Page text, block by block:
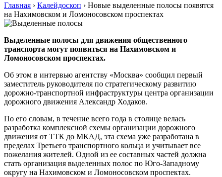
Главная › Калейдоскоп › Новые выделенные полосы появятся
на Нахимовском и Ломоносовском проспектах
Выделенные полосы для движения общественного
транспорта могут появиться на Нахимовском и
Ломоносовском проспектах.
Об этом в интервью агентству «Москва» сообщил первый
заместитель руководителя по стратегическому развитию
дорожно-транспортной инфраструктуры центра организации
дорожного движения Александр Ходаков.
По его словам, в течение всего года в столице велась
разработка комплексной схемы организации дорожного
движения от ТТК до МКАД, эта схема уже разработана в
пределах Третьего транспортного кольца и учитывает все
пожелания жителей. Одной из ее составных частей должна
стать организация выделенных полос по Юго-Западному
округу на Нахимовском и Ломоносовском проспектах.